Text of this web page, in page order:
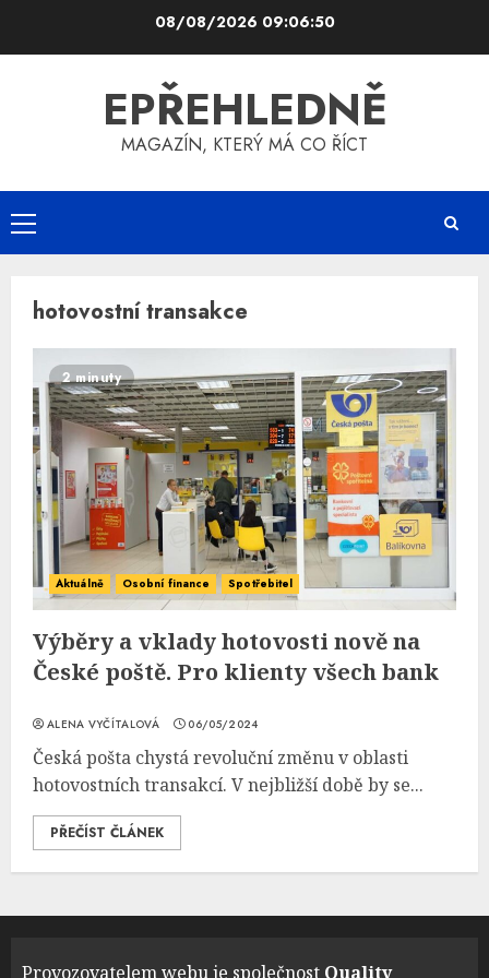
08/08/2026 09:06:50
EPŘEHLEDNĚ
MAGAZÍN, KTERÝ MÁ CO ŘÍCT
Primary
Menu
hotovostní transakce
2 minuty
Aktuálně Osobní finance Spotřebitel
Výběry a vklady hotovosti nově na
České poště. Pro klienty všech bank
ALENA VYČÍTALOVÁ 06/05/2024
Česká pošta chystá revoluční změnu v oblasti
hotovostních transakcí. V nejbližší době by se...
PŘEČÍST ČLÁNEK
Provozovatelem webu je společnost Quality